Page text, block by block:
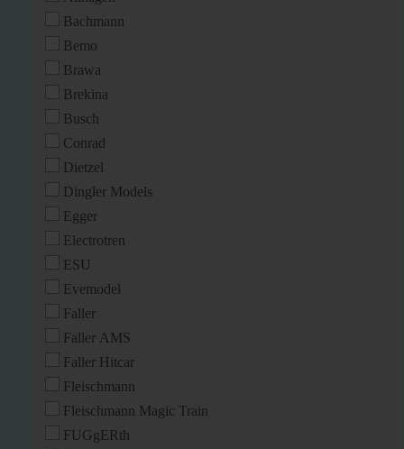
Bachmann
Bemo
Brawa
Brekina
Busch
Conrad
Dietzel
Dingler Models
Egger
Electrotren
ESU
Evemodel
Faller
Faller AMS
Faller Hitcar
Fleischmann
Fleischmann Magic Train
FUGgERth